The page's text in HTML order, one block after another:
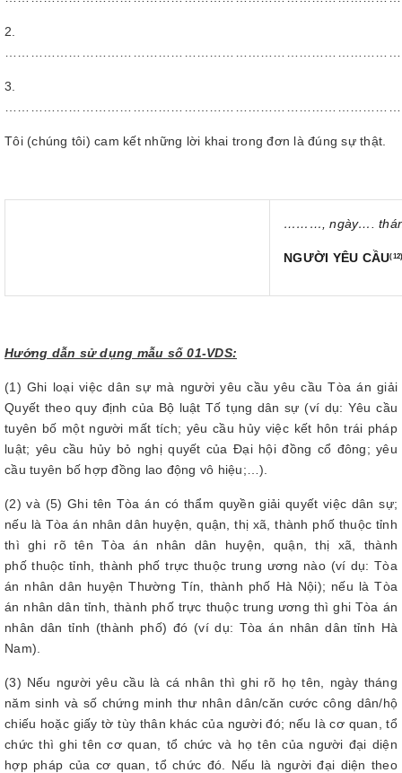
2.
3.
Tôi (chúng tôi) cam kết những lời khai trong đơn là đúng sự thật.
……… , ngày….
NGƯỜI YÊU CẦU
Hướng dẫn sử dụng mẫu số 01-VDS:
(1) Ghi loại việc dân sự mà người yêu cầu yêu cầu Tòa án giải
Quyết theo quy định của Bộ luật Tố tụng dân sự (ví dụ: Yêu cầu
tuyên bố một người mất tích; yêu cầu hủy việc kết hôn trái pháp
luật; yêu cầu hủy bỏ nghị quyết của Đại hội đồng cổ đông; yêu
cầu tuyên bố hợp đồng lao động vô hiệu;…).
(2) và (5) Ghi tên Tòa án có thẩm quyền giải quyết việc dân sự;
nếu là Tòa án nhân dân huyện, quận, thị xã, thành phố thuộc tỉnh
thì ghi rõ tên Tòa án nhân dân huyện, quận, thị xã, thành
phố thuộc tỉnh, thành phố trực thuộc trung ương nào (ví dụ: Tòa
án nhân dân huyện Thường Tín, thành phố Hà Nội); nếu là Tòa
án nhân dân tỉnh, thành phố trực thuộc trung ương thì ghi Tòa án
nhân dân tỉnh (thành phố) đó (ví dụ: Tòa án nhân dân tỉnh Hà
Nam).
(3) Nếu người yêu cầu là cá nhân thì ghi rõ họ tên, ngày tháng
năm sinh và số chứng minh thư nhân dân/căn cước công dân/hộ
chiếu hoặc giấy tờ tùy thân khác của người đó; nếu là cơ quan, tổ
chức thì ghi tên cơ quan, tổ chức và họ tên của người đại diện
hợp pháp của cơ quan, tổ chức đó. Nếu là người đại diện theo